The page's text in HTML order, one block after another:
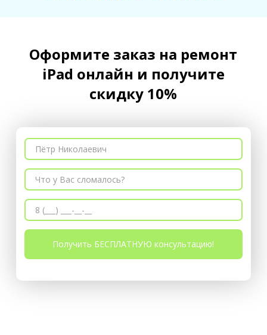
Оформите заказ на ремонт
iРad онлайн и получите
скидку 10%